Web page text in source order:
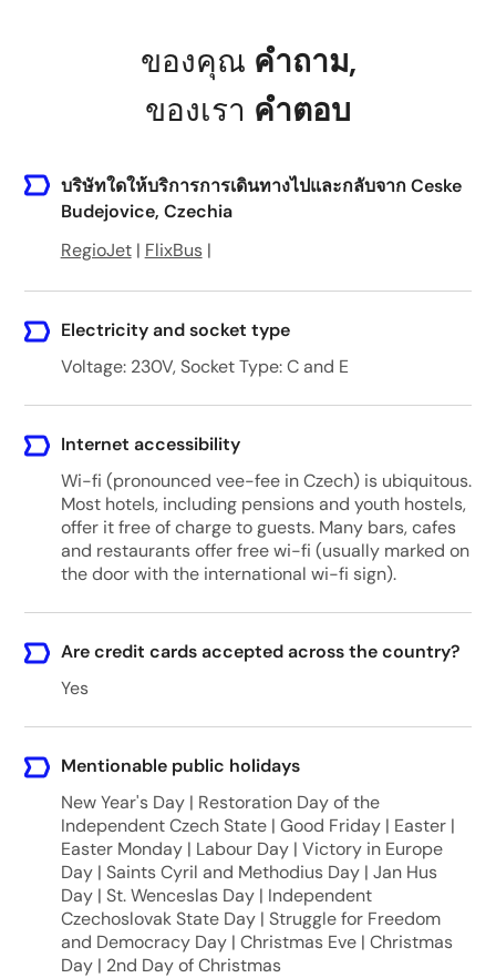
ของคุณ คำถาม,
ของเรา คำตอบ
บริษัทใดให้บริการการเดินทางไปและกลับจาก Ceske
Budejovice, Czechia
RegioJet| FlixBus|
Electricity and socket type
Voltage: 230V, Socket Type: C and E
Internet accessibility
Wi-fi (pronounced vee-fee in Czech) is ubiquitous.
Most hotels, including pensions and youth hostels,
offer it free of charge to guests. Many bars, cafes
and restaurants offer free wi-fi (usually marked on
the door with the international wi-fi sign).
Are credit cards accepted across the country?
Yes
Mentionable public holidays
New Year's Day | Restoration Day of the
Independent Czech State | Good Friday | Easter |
Easter Monday | Labour Day | Victory in Europe
Day | Saints Cyril and Methodius Day | Jan Hus
Day | St. Wenceslas Day | Independent
Czechoslovak State Day | Struggle for Freedom
and Democracy Day | Christmas Eve | Christmas
Day | 2nd Day of Christmas